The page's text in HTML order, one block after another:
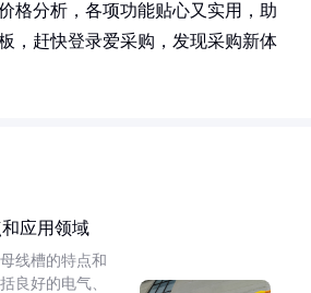
格分析，各项功能贴心又实用，助
，赶快登录爱采购，发现采购新体
应用领域
线槽的特点和
良好的电气、